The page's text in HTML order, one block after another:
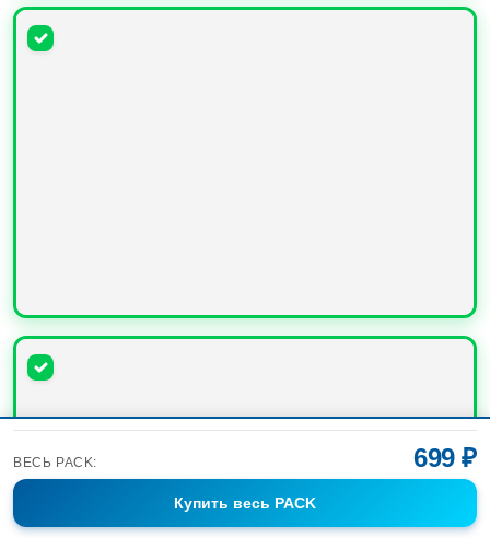
ВЕСЬ PACK: 699 ₽
Купить весь PACK
УВЕЛИЧИТЬ
УВЕЛИЧИТЬ